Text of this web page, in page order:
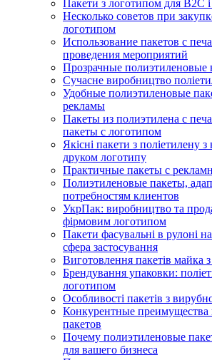
Пакети з логотипом для B2C
Несколько советов при
логотипом
Использование пакетов с
проведения мероприятий
Прозрачные
Сучасне виробництво
Удобные полиэтиленовые
рекламы
Пакеты из полиэтилена с
пакеты с логотипом
Якісні пакети з поліетилену
друком логотипу
Практичные пакеты с
Полиэтиленовые пакеты,
потребностям клиентов
УкрПак: виробництво та
фірмовим логотипом
Пакети фасувальні в рулоні
сфера застосування
Виготовлення пакетів майка
Брендування упаковки:
логотипом
Особливості пакетів з
Конкурентные преимущества
пакетов
Почему полиэтиленовые
для вашего бизнеса